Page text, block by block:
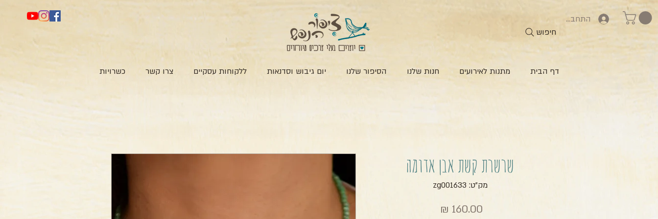
התחברות
חיפוש
דף הבית מתנות לאירועים חנות שלנו הסיפור שלנו יום גיבוש וסדנאות ללקוחות עסקיים צרו קשר כשרויות
שרשרת קשת אבן אדומה
מק"ט: zg001633